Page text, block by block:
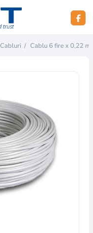
Cabluri / Cablu 6 fire x 0,22